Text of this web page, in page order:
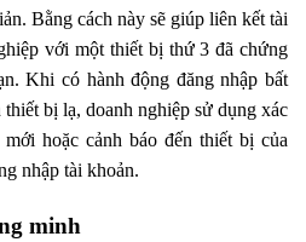
Bằng cách này sẽ giúp liên kết tài
với một thiết bị thứ 3 đã chứng
Khi có hành động đăng nhập bất
bị lạ, doanh nghiệp sử dụng xác
hoặc cảnh báo đến thiết bị của
nhập tài khoản.
minh